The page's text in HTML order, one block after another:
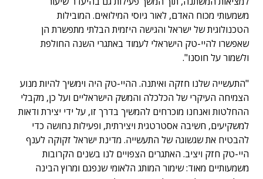
משמעותי מכוח האדם, לאור גיוסי המילואים. המובילות
הטכנולוגית של ישראל והגישה היזמית הבלתי מתפשרת הן
שאפשרו להיי-טק הישראלי לעמוד באתגרי השנה החולפת
ולשמור על חוסנו".
"התעשייה שלנו חזקה ואיתנה. ההיי-טק היה וימשיך להיות מנוע
הצמיחה העיקרי של הכלכלה והמשק הישראליים ועל כן, מקבלי
ההחלטות ואנחנו מוכרחים להמשיך בדרך זו, על ידי יצירת ודאות
למשקיעים, חשיבה אסטרטגית ויצירתית, ופעילות נחושה כדי
להבטיח את שגשוגה של התעשייה. מדינת ישראל זקוקה לענף
היי-טק חזק ויציב. האתגרים הצפויים לנו בשנים הקרובות
משמעותיים מאוד: שימור המותג הלאומי שנפגם ומרוץ הבינה